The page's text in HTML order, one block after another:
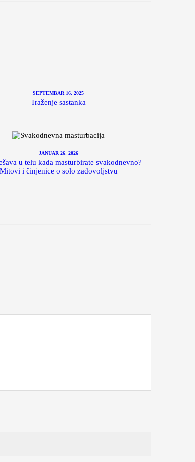
SEPTEMBAR 16, 2025
Traženje sastanka
JANUAR 26, 2026
u telu kada masturbirate svakodnevno?
Mitovi i činjenice o solo zadovoljstvu